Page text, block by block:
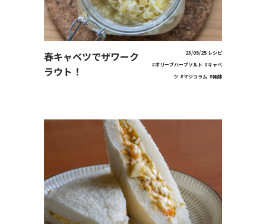
春キャベツでザワーク
ラウト！
23/05/25 レシピ
#オリーブハーブソルト #キャベ
ツ #マジョラム #発酵